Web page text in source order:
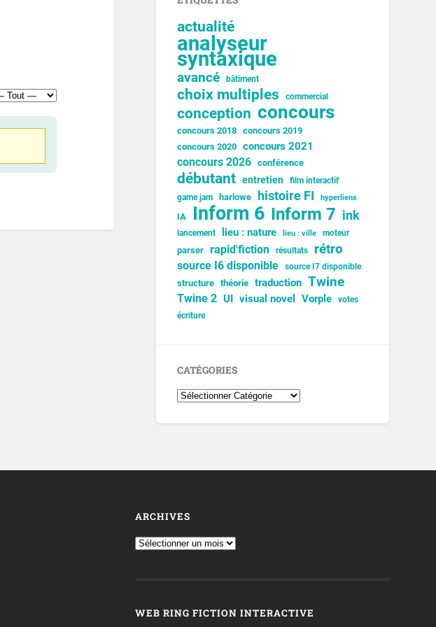
actualité
analyseur
syntaxique
avancé bâtiment
choix multiples commercial
conception concours
concours 2018
concours 2019
concours 2020
concours 2021
concours 2026 conférence
débutant entretien
film interactif
game jam
harlowe histoire FI hyperliens
IA Inform 6 Inform 7 ink
lancement lieu : nature lieu : ville moteur
parser rapid'fiction résultats rétro
source I6 disponible source I7 disponible
structure théorie traduction Twine
Twine 2 UI visual novel Vorple
votes
écriture
CATÉGORIES
ARCHIVES
WEB RING FICTION INTERACTIVE